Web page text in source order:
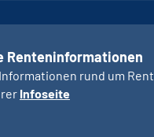
Renteninformationen
rund um
Infoseite